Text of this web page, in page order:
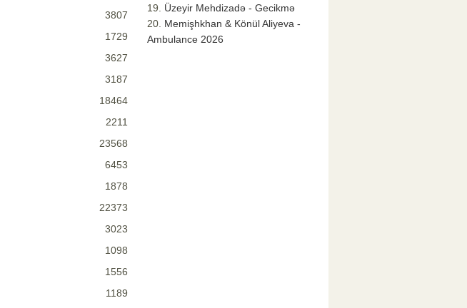
3807
1729
3627
3187
18464
2211
23568
6453
1878
22373
3023
1098
1556
1189
Üzeyir Mehdizadə - Gecikmə
Memişhkhan & Könül Aliyeva -
Ambulance 2026